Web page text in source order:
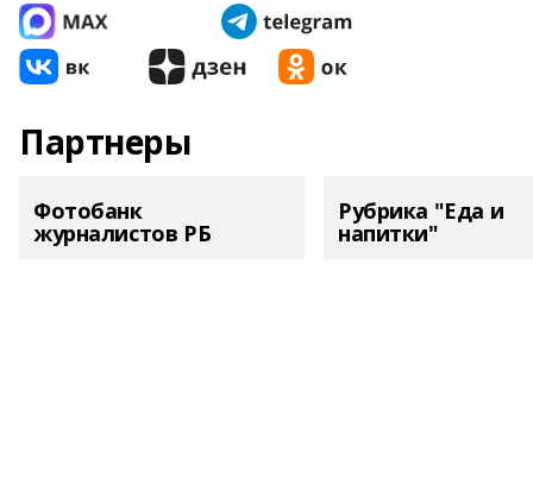
Партнеры
Фотобанк
журналистов РБ
Рубрика "Еда и
напитки"